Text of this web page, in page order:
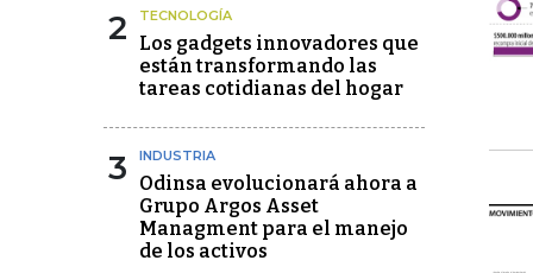
2 TECNOLOGÍA
Los gadgets innovadores que
están transformando las
tareas cotidianas del hogar
3 INDUSTRIA
Odinsa evolucionará ahora a
Grupo Argos Asset
Managment para el manejo
de los activos